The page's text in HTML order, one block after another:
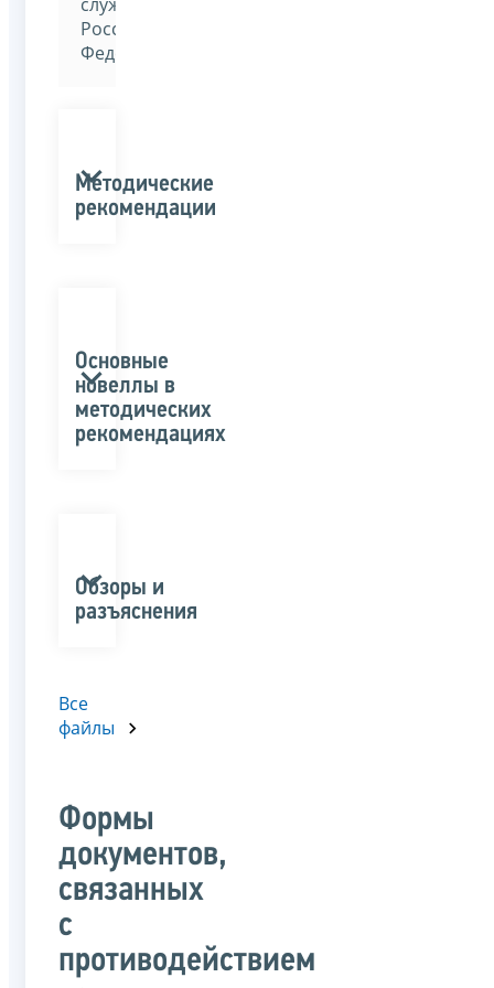
Российской
Федерации»
Методические
рекомендации
Основные
новеллы в
методических
рекомендациях
Обзоры и
разъяснения
Все
файлы
Формы
документов,
связанных
с
противодействием